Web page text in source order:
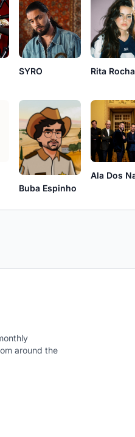
SYRO Rita Rocha
Buba Espinho
around the